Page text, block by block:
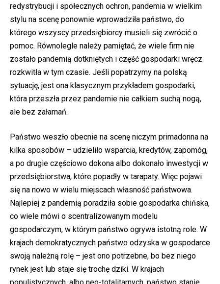
redystrybucji i społecznych ochron, pandemia w wielkim
stylu na scenę ponownie wprowadziła państwo, do
którego wszyscy przedsiębiorcy musieli się zwrócić o
pomoc. Równolegle należy pamiętać, że wiele firm nie
zostało pandemią dotkniętych i część gospodarki wręcz
rozkwitła w tym czasie. Jeśli popatrzymy na polską
sytuację, jest ona klasycznym przykładem gospodarki,
która przeszła przez pandemie nie całkiem suchą nogą,
ale bez załamań.
Państwo weszło obecnie na scenę niczym primadonna na
kilka sposobów – udzieliło wsparcia, kredytów, zapomóg,
a po drugie częściowo dokona albo dokonało inwestycji w
przedsiębiorstwa, które popadły w tarapaty. Więc pojawi
się na nowo w wielu miejscach własność państwowa.
Najlepiej z pandemią poradziła sobie gospodarka chińska,
co wiele mówi o scentralizowanym modelu
gospodarczym, w którym państwo ogrywa istotną role. W
krajach demokratycznych państwo odzyska w gospodarce
swoją należną rolę – jest ono potrzebne, bo bez niego
rynek jest lub staje się trochę dziki. W krajach
populistycznych, albo neo-totalitarnych, państwo stanie